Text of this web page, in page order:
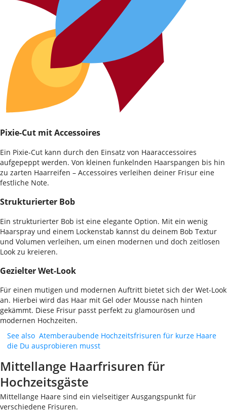
Pixie-Cut mit Accessoires
Ein Pixie-Cut kann durch den Einsatz von Haaraccessoires
aufgepeppt werden. Von kleinen funkelnden Haarspangen bis hin
zu zarten Haarreifen – Accessoires verleihen deiner Frisur eine
festliche Note.
Strukturierter Bob
Ein strukturierter Bob ist eine elegante Option. Mit ein wenig
Haarspray und einem Lockenstab kannst du deinem Bob Textur
und Volumen verleihen, um einen modernen und doch zeitlosen
Look zu kreieren.
Gezielter Wet-Look
Für einen mutigen und modernen Auftritt bietet sich der Wet-Look
an. Hierbei wird das Haar mit Gel oder Mousse nach hinten
gekämmt. Diese Frisur passt perfekt zu glamourösen und
modernen Hochzeiten.
See also Atemberaubende Hochzeitsfrisuren für kurze Haare
die Du ausprobieren musst
Mittellange Haarfrisuren für
Hochzeitsgäste
Mittellange Haare sind ein vielseitiger Ausgangspunkt für
verschiedene Frisuren.